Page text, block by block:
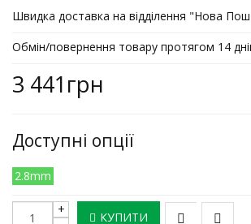
Швидка доставка на відділення "Нова
Обмін/повернення товару протягом 14
3 441грн
Доступні опції
2.8mm
КУПИТИ